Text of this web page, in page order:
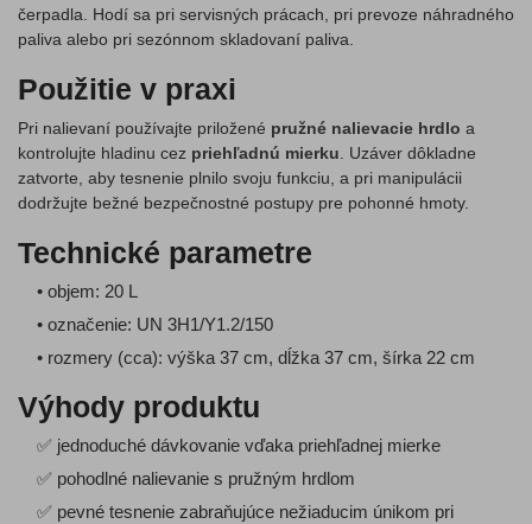
čerpadla. Hodí sa pri servisných prácach, pri prevoze náhradného
paliva alebo pri sezónnom skladovaní paliva.
Použitie v praxi
Pri nalievaní používajte priložené pružné nalievacie hrdlo a
kontrolujte hladinu cez priehľadnú mierku . Uzáver dôkladne
zatvorte, aby tesnenie plnilo svoju funkciu, a pri manipulácii
dodržujte bežné bezpečnostné postupy pre pohonné hmoty.
Technické parametre
• objem: 20 L
• označenie: UN 3H1/Y1.2/150
• rozmery (cca): výška 37 cm, dĺžka 37 cm, šírka 22 cm
Výhody produktu
✅ jednoduché dávkovanie vďaka priehľadnej mierke
✅ pohodlné nalievanie s pružným hrdlom
✅ pevné tesnenie zabraňujúce nežiaducim únikom pri